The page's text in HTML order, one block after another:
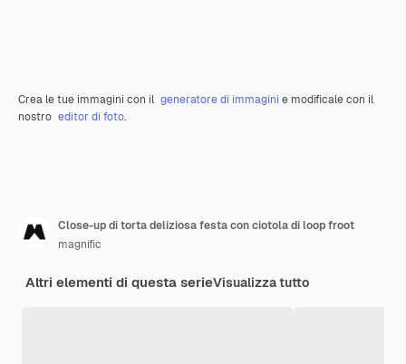
Crea le tue immagini con il generatore di immagini e modificale con il
nostro editor di foto.
Close-up di torta deliziosa festa con ciotola di loop froot
magnific
Altri elementi di questa serieVisualizza tutto